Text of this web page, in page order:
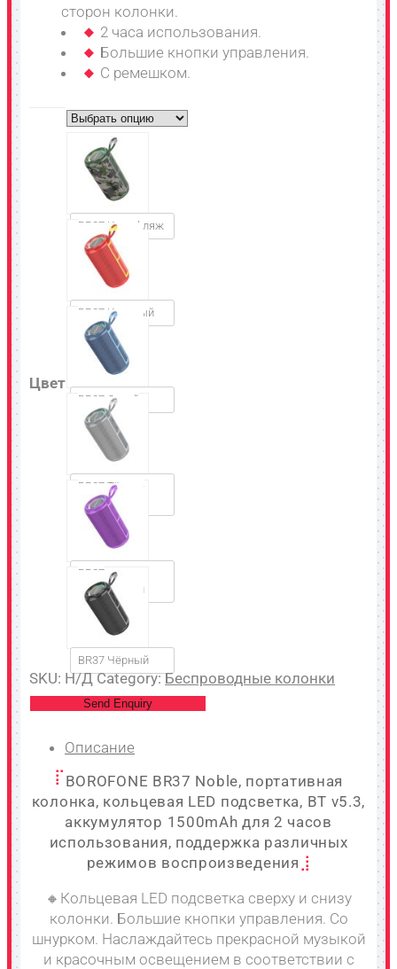
сторон колонки.
2 часа использования.
Большие кнопки управления.
С ремешком.
Цвет
BR37 Камуфляж
BR37 Красный
BR37 Синий
BR37 Тёмно-
серый
BR37
Фиолетовый
BR37 Чёрный
SKU: Н/ДCategory: Беспроводные колонки
Send Enquiry
Описание
BOROFONE BR37 Noble, портативная
колонка, кольцевая LED подсветка, BT v5.3,
аккумулятор 1500mAh для 2 часов
использования, поддержка различных
режимов воспроизведения
🔸Кольцевая LED подсветка сверху и снизу
колонки. Большие кнопки управления. Со
шнурком. Наслаждайтесь прекрасной музыкой
и красочным освещением в соответствии с